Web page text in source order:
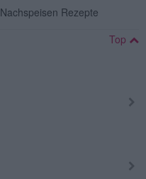
Nachspeisen Rezepte
Top